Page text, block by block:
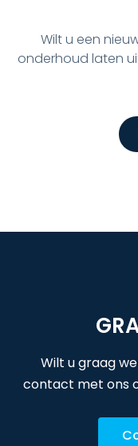
Wilt u een
onderhoud laten
Wilt u graag
contact met ons